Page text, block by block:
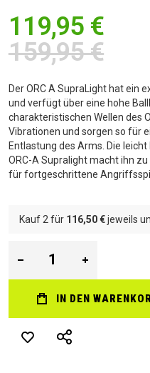
119,95 €
159,95 €
Der ORC A SupraLight hat ein
und verfügt über eine hohe
charakteristischen Wellen des
Vibrationen und sorgen so für
Entlastung des Arms. Die
ORC-A Supralight macht ihn
für fortgeschrittene
Kauf 2 für 116,50 €jeweils
IN DEN